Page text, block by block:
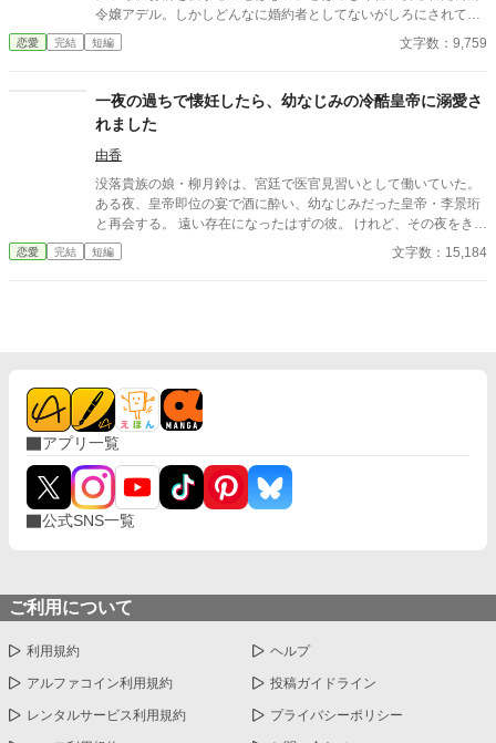
令嬢アデル。しかしどんなに婚約者としてないがしろにされても
女性としての誇りを傷つけられても彼女は平気だった。なぜなら
大切な「心の拠り所」があるから……。しかし、王立学園の卒業
を受けるのだった―― ※神視点。■なろうにも別タイトルで重
複投稿←【ジャンル日間4位】。
恋愛 完結 短編 文字数：9,759
一夜の過ちで懐妊したら、幼なじみの冷酷皇帝に溺愛さ
れました
由香
没落貴族の娘・柳月鈴は、宮廷で医官見習いとして働いていた。
ある夜、皇帝即位の宴で酒に酔い、幼なじみだった皇帝・李景珩
と再会する。 遠い存在になったはずの彼。 けれど、その夜をきっ
かけに月鈴の運命は大きく動き出す。 冷酷と恐れられる皇帝が、
なぜか彼女だけには甘すぎて――。
恋愛 完結 短編 文字数：15,184
アプリ一覧
公式SNS一覧
ご利用について
利用規約 ヘルプ
アルファコイン利用規約 投稿ガイドライン
レンタルサービス利用規約 プライバシーポリシー